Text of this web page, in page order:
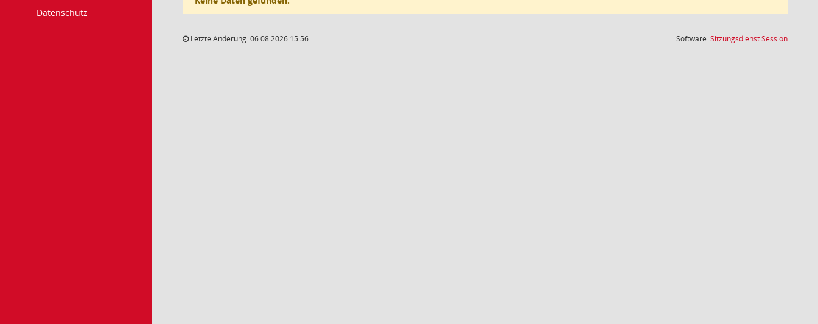
Datenschutz
Letzte Änderung: 06.08.2026 15:56 Software:SitzungsdienstSession(Wird in